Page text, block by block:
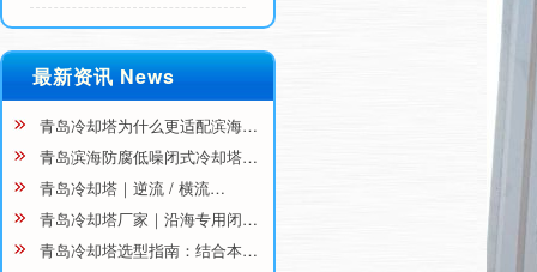
最新资讯 News
青岛冷却塔为什么更适配滨海…
青岛滨海防腐低噪闭式冷却塔…
青岛冷却塔｜逆流 / 横流…
青岛冷却塔厂家｜沿海专用闭…
青岛冷却塔选型指南：结合本…